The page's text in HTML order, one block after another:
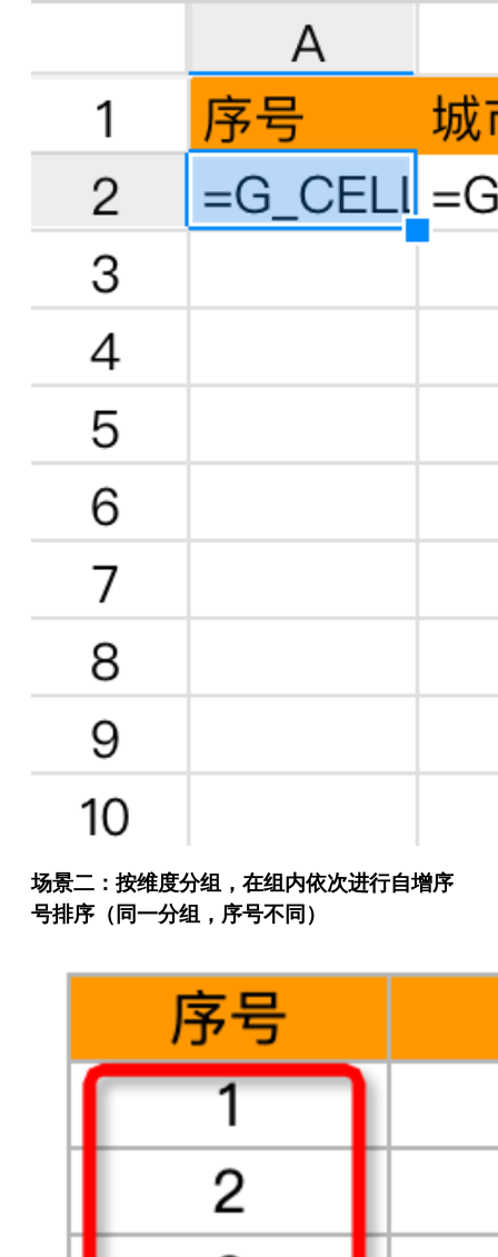
场景二：按维度分组，在组内依次进行自增序
号排序（同一分组，序号不同）